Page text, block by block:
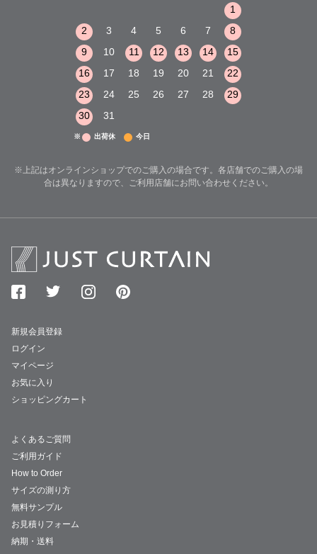
1
2
3 4 5 6 7
8
9
10 11 12 13 14
15
16
17 18 19 20 21
22
23
24 25 26 27 28
29
30
31
※ 出荷休 今日
※上記はオンラインショップでのご購入の場合です。各店舗でのご購入の場
合は異なりますので、ご利用店舗にお問い合わせください。
新規会員登録
ログイン
マイページ
お気に入り
ショッピングカート
よくあるご質問
ご利用ガイド
How to Order
サイズの測り方
無料サンプル
お見積りフォーム
納期・送料